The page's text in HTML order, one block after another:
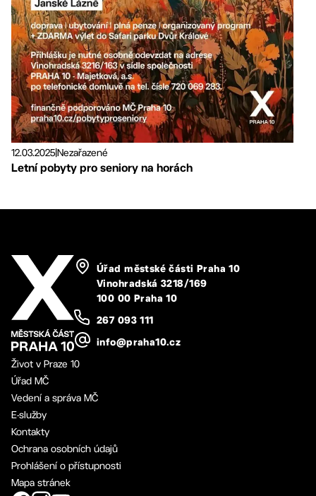
12.03.2025Nezařazené
Letní pobyty pro seniory na horách
Úřad městské části Praha 10
Vinohradská 3218/169
100 00 Praha 10
267 093 111
info@praha10.cz
Život v Praze 10
Úřad MČ
Vedení a správa MČ
E-služby
Kontakty
Ochrana osobních údajů
Prohlášení o přístupnosti
Mapa stránek